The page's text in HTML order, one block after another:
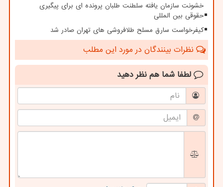
خشونت سازمان یافته سلطنت طلبان پرونده ای برای پیگیری
حقوقی بین المللی
کیفرخواست سارق مسلح طلافروشی های تهران صادر شد
نظرات بینندگان در مورد این مطلب
لطفا شما هم نظر دهید